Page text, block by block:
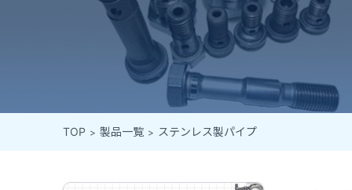
TOP 製品一覧 ステンレス製パイプ